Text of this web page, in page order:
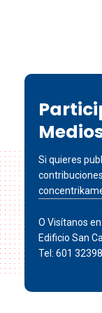
Si quieres
O Visítanos en:
Edificio San
Tel: 601